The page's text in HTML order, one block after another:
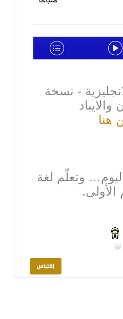
- نسخة
والايباد
هنا
وتعلّم لغة
الأولى.